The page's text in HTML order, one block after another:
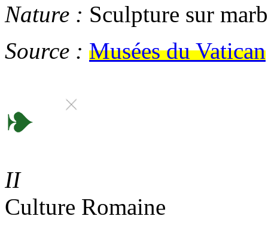
Nature : Sculpture sur
Source : Musées du Vatican
II
Culture Romaine